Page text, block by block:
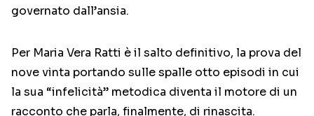
governato dall’ansia.
Per Maria Vera Ratti è il salto definitivo, la prova del
nove vinta portando sulle spalle otto episodi in cui
la sua “infelicità” metodica diventa il motore di un
racconto che parla, finalmente, di rinascita.